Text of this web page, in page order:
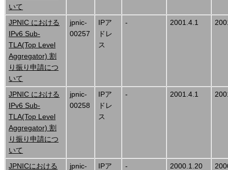
いて
JPNIC における
IPv6 Sub-
TLA(Top Level
Aggregator) 割
り振り申請につ
いて
jpnic-
00257
IPア
ドレ
ス
- 2001.4.1
JPNIC における
IPv6 Sub-
TLA(Top Level
Aggregator) 割
り振り申請につ
いて
jpnic-
00258
IPア
ドレ
ス
- 2001.4.1
JPNICにおける jpnic- IPア - 2000.1.20